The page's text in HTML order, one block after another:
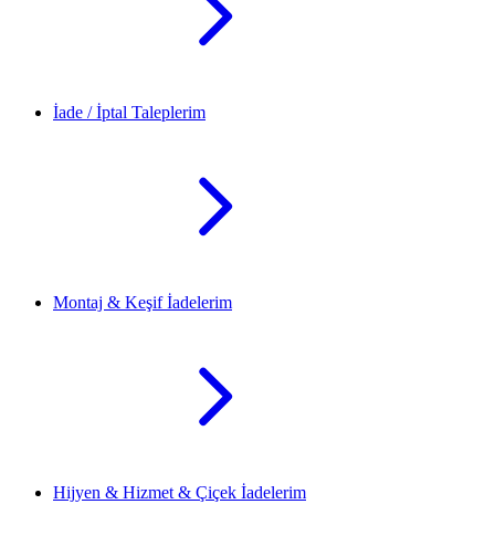
İade / İptal Taleplerim
Montaj & Keşif İadelerim
Hijyen & Hizmet & Çiçek İadelerim